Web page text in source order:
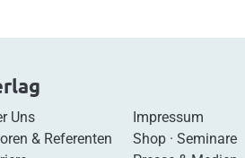
Uns
& Referenten
Impressum
Shop ·Seminare